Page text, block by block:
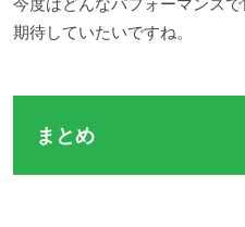
期待していたいですね。
まとめ